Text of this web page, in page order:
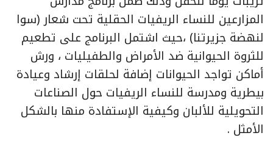
المزارعين للنساء الريفيات الحقلية تحت شعار (سوا
لنهضة جزيرتنا) ،حيث اشتمل البرنامج على تطعيم
للثروة الحيوانية ضد الأمراض والطفيليات ، ورش
أماكن تواجد الحيوانات إضافة لحلقات إرشاد وعيادة
بيطرية ومدرسة للنساء الريفيات حول الصناعات
التحويلية للألبان وكيفية الإستفادة منها بالشكل
الأمثل .